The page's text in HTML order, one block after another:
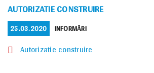
AUTORIZATIE CONSTRUIRE
POSTED
ON
25.03.2020 CATEGORIES
INFORMĂRI
Autorizatie construire